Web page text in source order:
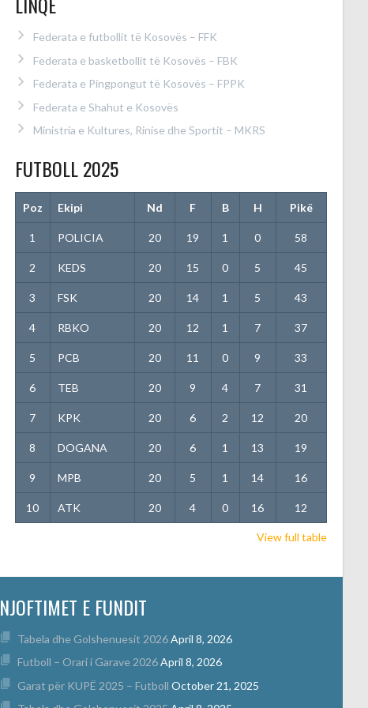
Federata e futbollit të Kosovës – FFK
Federata e basketbollit të Kosovës – FBK
Federata e Pingpongut të Kosovës – FPPK
Federata e Shahut e Kosovës
Ministria e Kultures, Rinise dhe Sportit – MKRS
FUTBOLL 2025
Poz Ekipi Nd F B H Pikë
1 POLICIA 20 19 1 0 58
2 KEDS 20 15 0 5 45
3 FSK 20 14 1 5 43
4 RBKO 20 12 1 7 37
5 PCB 20 11 0 9 33
6 TEB 20 9 4 7 31
7 KPK 20 6 2 12 20
8 DOGANA 20 6 1 13 19
9 MPB 20 5 1 14 16
10 ATK 20 4 0 16 12
View full table
NJOFTIMET E FUNDIT
Tabela dhe Golshenuesit 2026 April 8, 2026
Futboll – Orari i Garave 2026 April 8, 2026
Garat për KUPË 2025 – Futboll October 21, 2025